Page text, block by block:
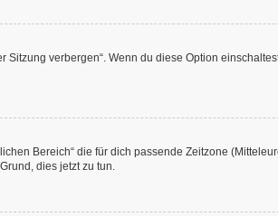
verbergen“. Wenn du diese Option
Bereich“ die für dich passende Zeitzone
dies jetzt zu tun.